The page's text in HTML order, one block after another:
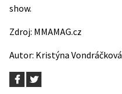
show.
Zdroj: MMAMAG.cz
Autor: Kristýna Vondráčková